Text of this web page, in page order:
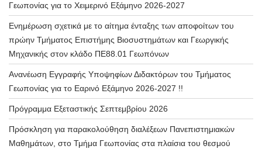
Γεωπονίας για το Χειμερινό Εξάμηνο 2026-2027
Ενημέρωση σχετικά με το αίτημα ένταξης των αποφοίτων του
πρώην Τμήματος Επιστήμης Βιοσυστημάτων και Γεωργικής
Μηχανικής στον κλάδο ΠΕ88.01 Γεωπόνων
Ανανέωση Εγγραφής Υποψηφίων Διδακτόρων του Τμήματος
Γεωπονίας για το Εαρινό Εξάμηνο 2026-2027 !!
Πρόγραμμα Εξεταστικής Σεπτεμβρίου 2026
Πρόσκληση για παρακολούθηση διαλέξεων Πανεπιστημιακών
Μαθημάτων, στο Τμήμα Γεωπονίας στα πλαίσια του θεσμού